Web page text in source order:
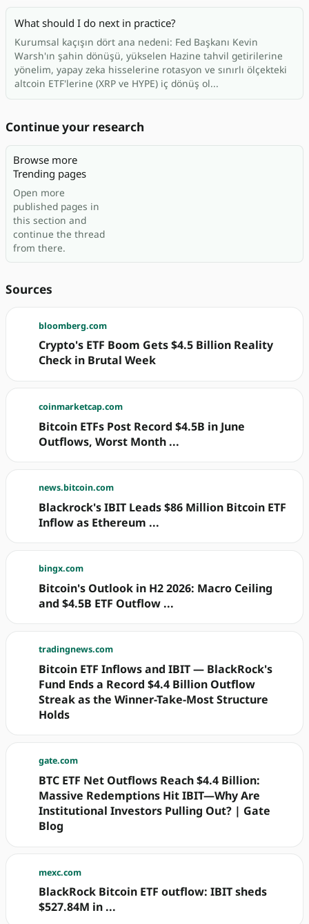
What should I do next in practice?
Kurumsal kaçışın dört ana nedeni: Fed Başkanı Kevin
Warsh'ın şahin dönüşü, yükselen Hazine tahvil getirilerine
yönelim, yapay zeka hisselerine rotasyon ve sınırlı ölçekteki
altcoin ETF'lerine (XRP ve HYPE) iç dönüş ol...
Continue your research
Browse more
Trending pages
Open more
published pages in
this section and
continue the thread
from there.
Sources
bloomberg.com
Crypto's ETF Boom Gets $4.5 Billion Reality
Check in Brutal Week
coinmarketcap.com
Bitcoin ETFs Post Record $4.5B in June
Outflows, Worst Month ...
news.bitcoin.com
Blackrock's IBIT Leads $86 Million Bitcoin ETF
Inflow as Ethereum ...
bingx.com
Bitcoin's Outlook in H2 2026: Macro Ceiling
and $4.5B ETF Outflow ...
tradingnews.com
Bitcoin ETF Inflows and IBIT — BlackRock's
Fund Ends a Record $4.4 Billion Outflow
Streak as the Winner-Take-Most Structure
Holds
gate.com
BTC ETF Net Outflows Reach $4.4 Billion:
Massive Redemptions Hit IBIT—Why Are
Institutional Investors Pulling Out? | Gate
Blog
mexc.com
BlackRock Bitcoin ETF outflow: IBIT sheds
$527.84M in ...